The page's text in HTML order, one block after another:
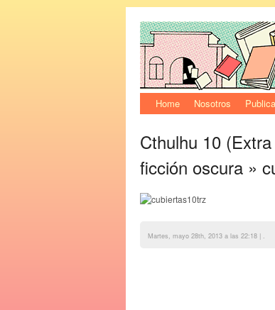
Home Nosotros
Cthulhu 10
ficción oscura »
Martes, mayo 28th, 2013 a las 22:18 | .